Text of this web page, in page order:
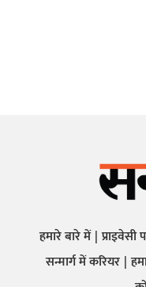
हमारे बारे में प्राइवेसी
सन्मार्ग में करियर